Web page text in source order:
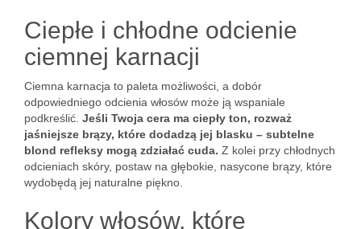
Ciepłe i chłodne odcienie
ciemnej karnacji
Ciemna karnacja to paleta możliwości, a dobór
odpowiedniego odcienia włosów może ją wspaniale
podkreślić. Jeśli Twoja cera ma ciepły ton, rozważ
jaśniejsze brązy, które dodadzą jej blasku – subtelne
blond refleksy mogą zdziałać cuda. Z kolei przy chłodnych
odcieniach skóry, postaw na głębokie, nasycone brązy, które
wydobędą jej naturalne piękno.
Kolory włosów, które